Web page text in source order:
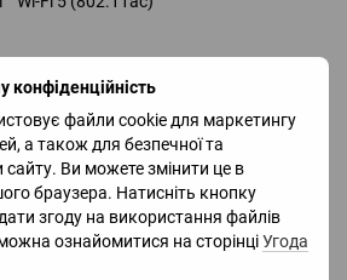
файли cookie для маркетингу
а також для безпечної та
Ви можете змінити це в
браузера. Натисніть кнопку
згоду на використання файлів
ознайомитися на сторінціУгода